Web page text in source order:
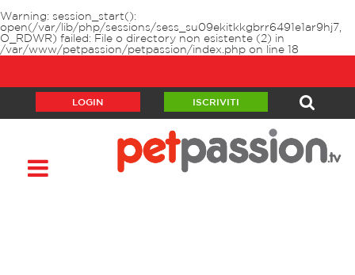
Warning: session_start():
open(/var/lib/php/sessions/sess_su09ekitkkgbrr6491e1ar9hj7,
O_RDWR) failed: File o directory non esistente (2) in
/var/www/petpassion/petpassion/index.php on line 18
LOGIN ISCRIVITI